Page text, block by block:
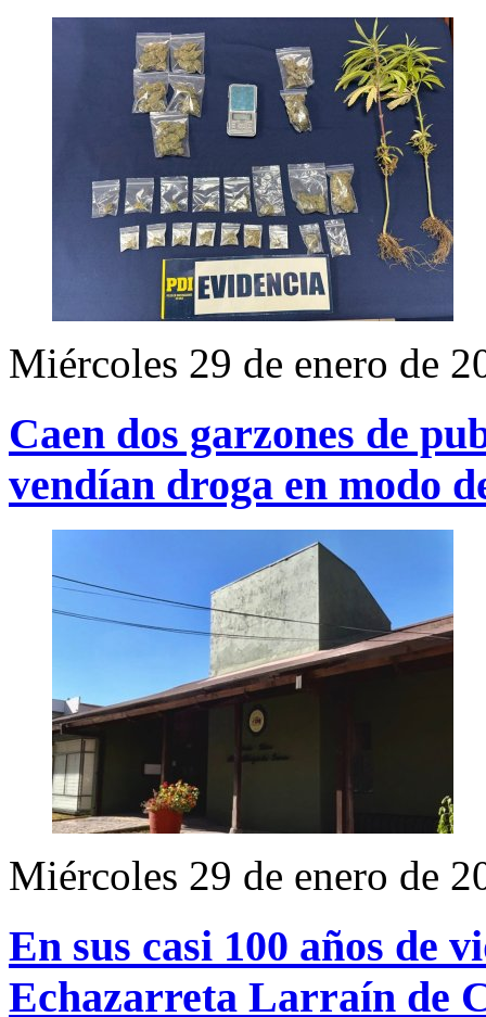
Miércoles 29 de enero de
Caen dos garzones de
vendían droga en modo
Miércoles 29 de enero de
En sus casi 100 años de
Echazarreta Larraín de